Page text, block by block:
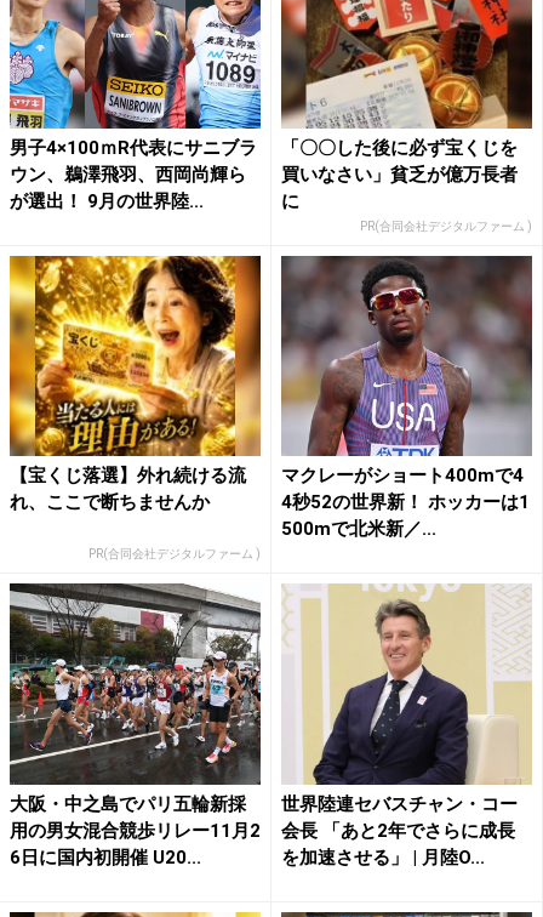
男子4×100ｍR代表にサニブラ
ウン、鵜澤飛羽、西岡尚輝ら
が選出！ 9月の世界陸...
「〇〇した後に必ず宝くじを
買いなさい」貧乏が億万長者
に
PR(合同会社デジタルファーム )
【宝くじ落選】外れ続ける流
れ、ここで断ちませんか
PR(合同会社デジタルファーム )
マクレーがショート400mで4
4秒52の世界新！ ホッカーは1
500mで北米新／...
大阪・中之島でパリ五輪新採
用の男女混合競歩リレー11月2
6日に国内初開催 U20...
世界陸連セバスチャン・コー
会長 「あと2年でさらに成長
を加速させる」 | 月陸O...